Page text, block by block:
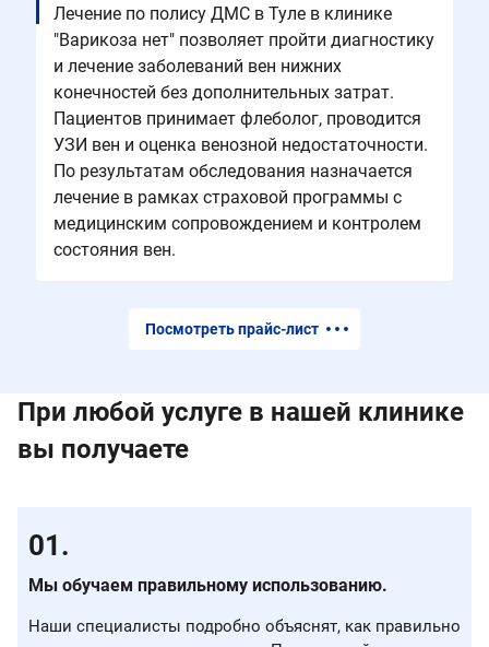
Лечение по полису ДМС в Туле в клинике
"Варикоза нет" позволяет пройти диагностику
и лечение заболеваний вен нижних
конечностей без дополнительных затрат.
Пациентов принимает флеболог, проводится
УЗИ вен и оценка венозной недостаточности.
По результатам обследования назначается
лечение в рамках страховой программы с
медицинским сопровождением и контролем
состояния вен.
Посмотреть прайс-лист
При любой услуге в нашей клинике
вы получаете
Мы обучаем правильному использованию.
Наши специалисты подробно объяснят, как правильно